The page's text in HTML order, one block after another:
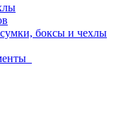
боксы и чехлы